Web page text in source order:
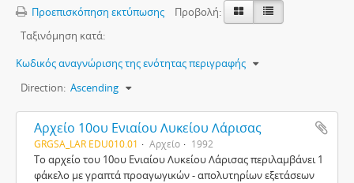
Προεπισκόπηση εκτύπωσης
Προβολή:
Ταξινόμηση κατά:
Κωδικός αναγνώρισης της ενότητας περιγραφής
Direction: Ascending
Αρχείο 10ου Ενιαίου Λυκείου Λάρισας
GRGSA_LAR EDU010.01 Αρχείο 1992
Το αρχείο του 10ου Ενιαίου Λυκείου Λάρισας περιλαμβάνει 1
φάκελο με γραπτά προαγωγικών - απολυτηρίων εξετάσεων